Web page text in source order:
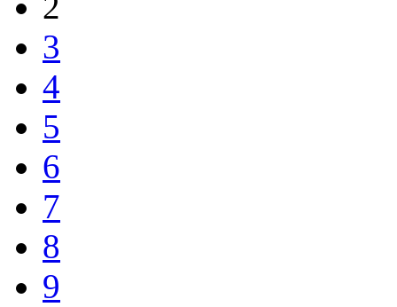
3
4
5
6
7
8
9